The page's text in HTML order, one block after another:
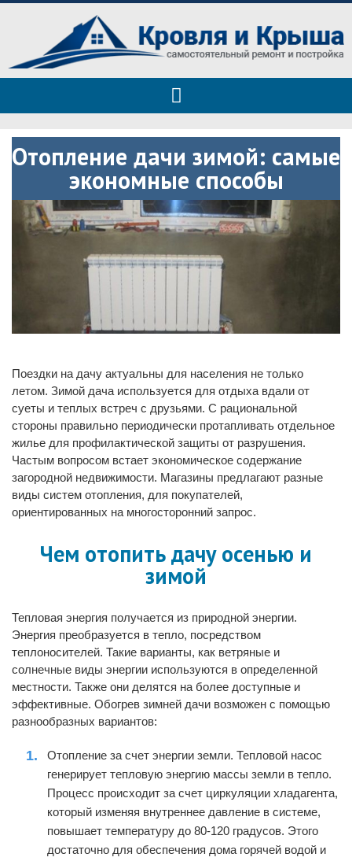
Roof tops — только полезные
советы
Полезные советы при строительстве дома и ремонте
Отопление дачи зимой: самые
экономные способы
Поездки на дачу актуальны для населения не только
летом. Зимой дача используется для отдыха вдали от
суеты и теплых встреч с друзьями. С рациональной
стороны правильно периодически протапливать отдельное
жилье для профилактической защиты от разрушения.
Частым вопросом встает экономическое содержание
загородной недвижимости. Магазины предлагают разные
виды систем отопления, для покупателей,
ориентированных на многосторонний запрос.
Чем отопить дачу осенью и
зимой
Тепловая энергия получается из природной энергии.
Энергия преобразуется в тепло, посредством
теплоносителей. Такие варианты, как ветряные и
солнечные виды энергии используются в определенной
местности. Также они делятся на более доступные и
эффективные. Обогрев зимней дачи возможен с помощью
разнообразных вариантов:
Отопление за счет энергии земли. Тепловой насос
генерирует тепловую энергию массы земли в тепло.
Процесс происходит за счет циркуляции хладагента,
который изменяя внутреннее давление в системе,
повышает температуру до 80-120 градусов. Этого
достаточно для обеспечения дома горячей водой и